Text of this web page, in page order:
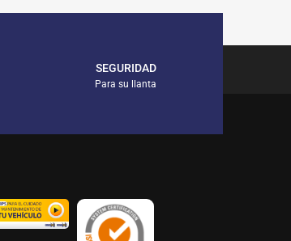
SEGURIDAD
Para su llanta